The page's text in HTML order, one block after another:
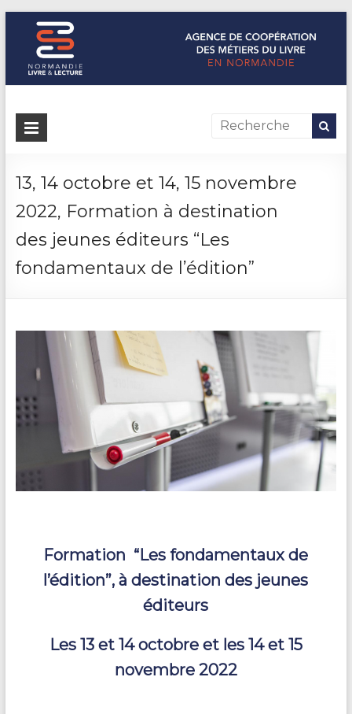
Normandie Livre & Lecture
L'agence de coopération des métiers du livre en Normandie
13, 14 octobre et 14, 15 novembre
2022, Formation à destination
des jeunes éditeurs “Les
fondamentaux de l’édition”
Formation “Les fondamentaux de
l’édition”, à destination des jeunes
éditeurs
Les 13 et 14 octobre et les 14 et 15
novembre 2022